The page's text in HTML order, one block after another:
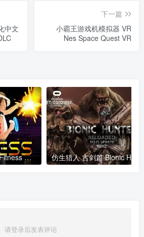
中文
下一篇
小霸王游戏机模拟器 VR
Nes Space Quest VR
X-BOOSTER and X-Fitness 盾牌节奏
请登录后发表评论